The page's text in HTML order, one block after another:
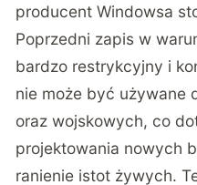
producent Windowsa
Poprzedni zapis w
bardzo restrykcyjny i
nie może być używane
oraz wojskowych, co
projektowania nowych
ranienie istot żywych.